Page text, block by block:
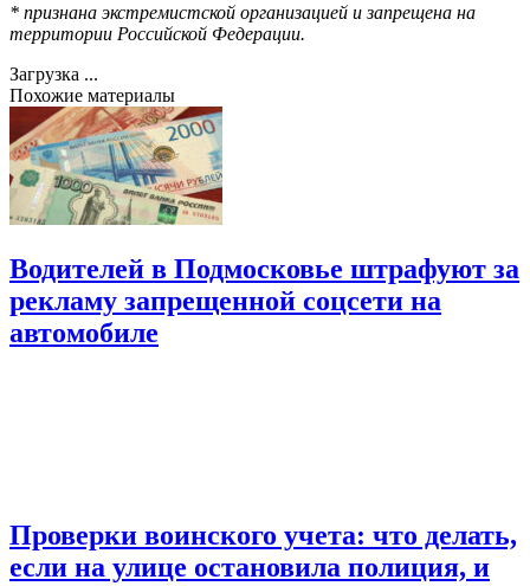
* признана экстремистской организацией и запрещена на
территории Российской Федерации.
Загрузка ...
Похожие материалы
Водителей в Подмосковье штрафуют за
рекламу запрещенной соцсети на
автомобиле
Проверки воинского учета: что делать,
если на улице остановила полиция, и